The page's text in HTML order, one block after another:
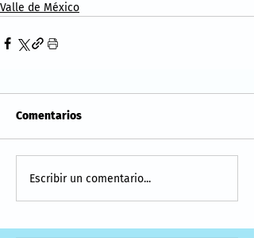
Valle de México
Comentarios
Escribir un comentario...